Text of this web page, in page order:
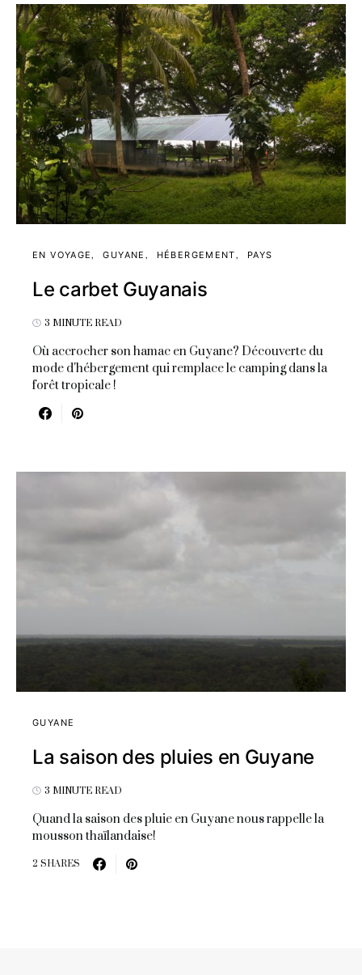
EN VOYAGE GUYANE HÉBERGEMENT PAYS
Le carbet Guyanais
3 MINUTE READ
Où accrocher son hamac en Guyane? Découverte du
mode d'hébergement qui remplace le camping dans la
forêt tropicale !
GUYANE
La saison des pluies en Guyane
3 MINUTE READ
Quand la saison des pluie en Guyane nous rappelle la
mousson thaïlandaise!
2 SHARES